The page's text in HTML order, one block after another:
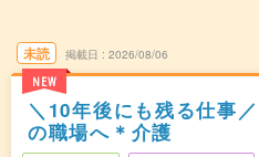
未読
NEW
掲載日 2026/08/06
＼10年後にも残る仕事
の職場へ＊介護